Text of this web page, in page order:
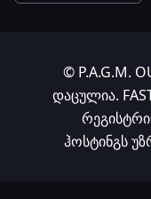
© P.A.G.M.
დაცულია.
ჰოსტინგს